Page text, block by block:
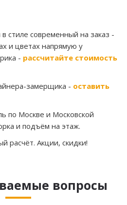
стиле современный на заказ -
и цветах напрямую у
- рассчитайте стоимость
замерщика - оставить
по Москве и Московской
и подъём на этаж.
расчёт. Акции, скидки!
вопросы